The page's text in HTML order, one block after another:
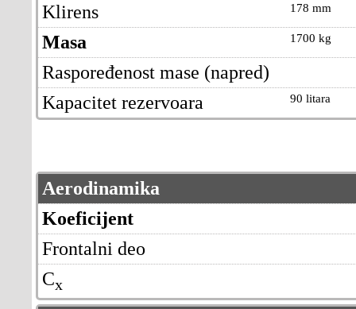
178 mm
Klirens
1700 kg
Masa
Raspoređenost mase (napred)
90 litara
Kapacitet rezervoara
Aerodinamika
Koeficijent
Frontalni deo
Cx